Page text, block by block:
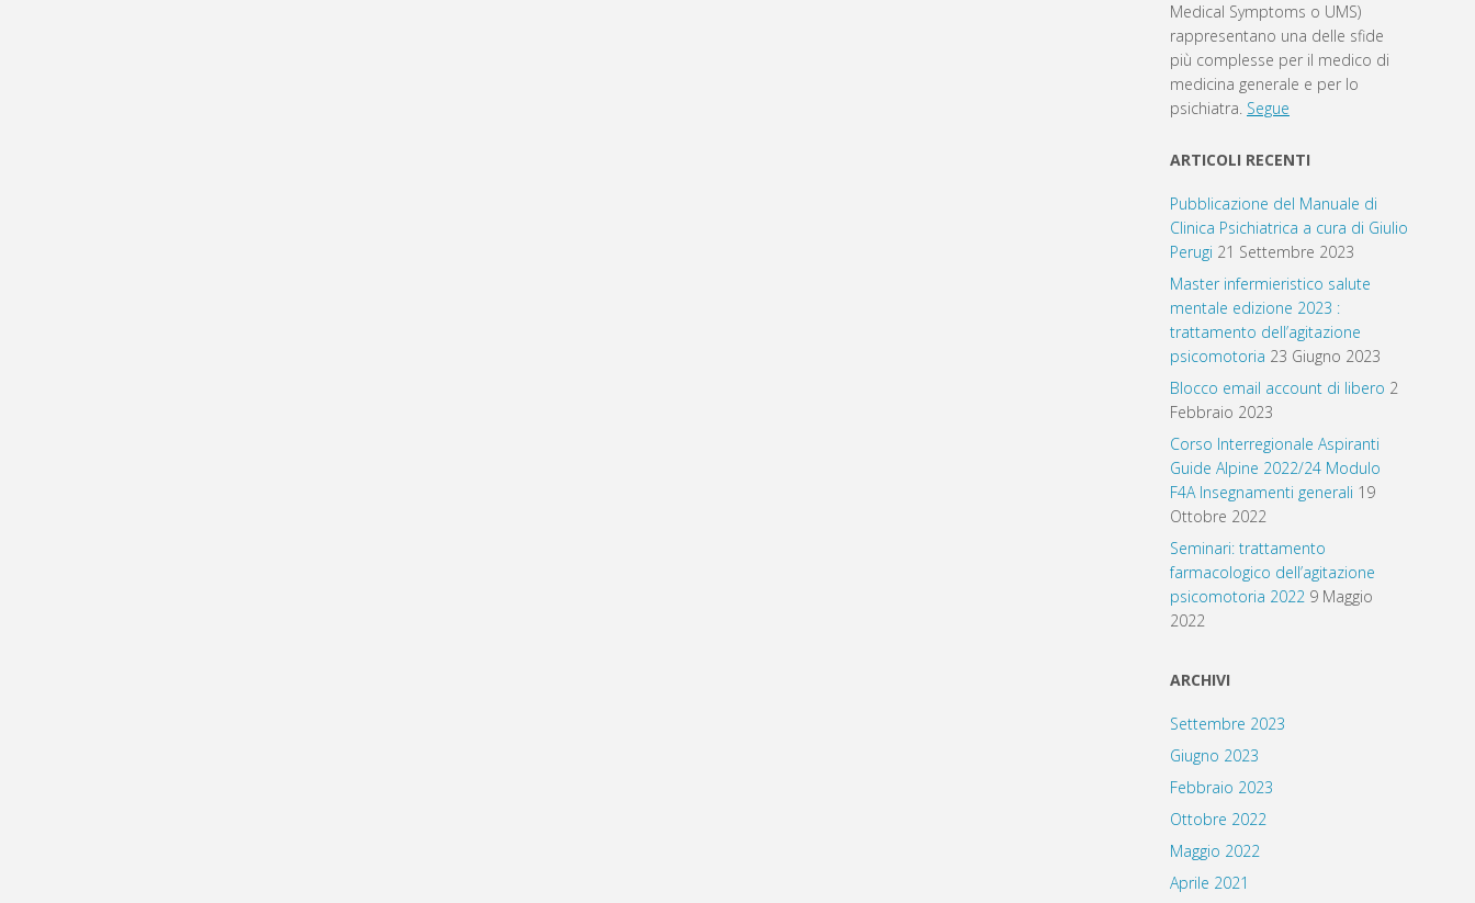
Medical Symptoms o UMS)
rappresentano una delle sfide
più complesse per il medico di
medicina generale e per lo
psichiatra. Segue
ARTICOLI RECENTI
Pubblicazione del Manuale di
Clinica Psichiatrica a cura di Giulio
Perugi 21 Settembre 2023
Master infermieristico salute
mentale edizione 2023 :
trattamento dell’agitazione
psicomotoria 23 Giugno 2023
Blocco email account di libero 2
Febbraio 2023
Corso Interregionale Aspiranti
Guide Alpine 2022/24 Modulo
F4A Insegnamenti generali 19
Ottobre 2022
Seminari: trattamento
farmacologico dell’agitazione
psicomotoria 2022 9 Maggio
2022
ARCHIVI
Settembre 2023
Giugno 2023
Febbraio 2023
Ottobre 2022
Maggio 2022
Aprile 2021